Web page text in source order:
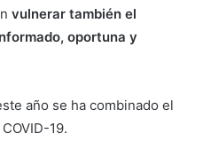
vulnerar también el
oportuna y
año se ha combinado el
19.